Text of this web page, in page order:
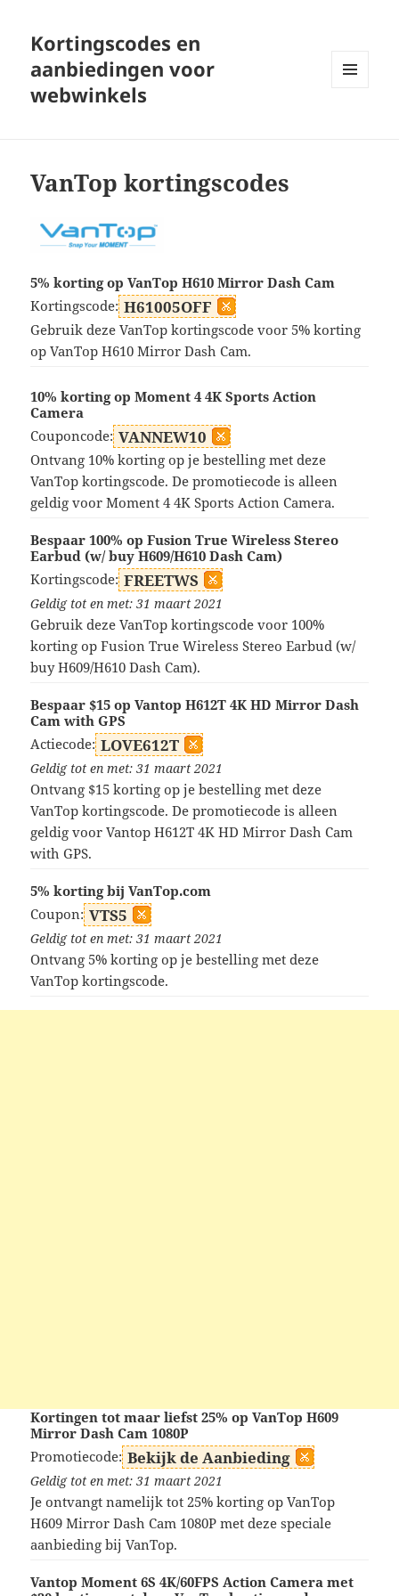
Kortingscodes en
aanbiedingen voor
webwinkels
VanTop kortingscodes
5% korting op VanTop H610 Mirror Dash Cam
Kortingscode: H61005OFF
Gebruik deze VanTop kortingscode voor 5% korting
op VanTop H610 Mirror Dash Cam.
10% korting op Moment 4 4K Sports Action
Camera
Couponcode: VANNEW10
Ontvang 10% korting op je bestelling met deze
VanTop kortingscode. De promotiecode is alleen
geldig voor Moment 4 4K Sports Action Camera.
Bespaar 100% op Fusion True Wireless Stereo
Earbud (w/ buy H609/H610 Dash Cam)
Kortingscode: FREETWS
Geldig tot en met: 31 maart 2021
Gebruik deze VanTop kortingscode voor 100%
korting op Fusion True Wireless Stereo Earbud (w/
buy H609/H610 Dash Cam).
Bespaar $15 op Vantop H612T 4K HD Mirror Dash
Cam with GPS
Actiecode: LOVE612T
Geldig tot en met: 31 maart 2021
Ontvang $15 korting op je bestelling met deze
VanTop kortingscode. De promotiecode is alleen
geldig voor Vantop H612T 4K HD Mirror Dash Cam
with GPS.
5% korting bij VanTop.com
Coupon: VTS5
Geldig tot en met: 31 maart 2021
Ontvang 5% korting op je bestelling met deze
VanTop kortingscode.
Kortingen tot maar liefst 25% op VanTop H609
Mirror Dash Cam 1080P
Promotiecode: Bekijk de Aanbieding
Geldig tot en met: 31 maart 2021
Je ontvangt namelijk tot 25% korting op VanTop
H609 Mirror Dash Cam 1080P met deze speciale
aanbieding bij VanTop.
Vantop Moment 6S 4K/60FPS Action Camera met